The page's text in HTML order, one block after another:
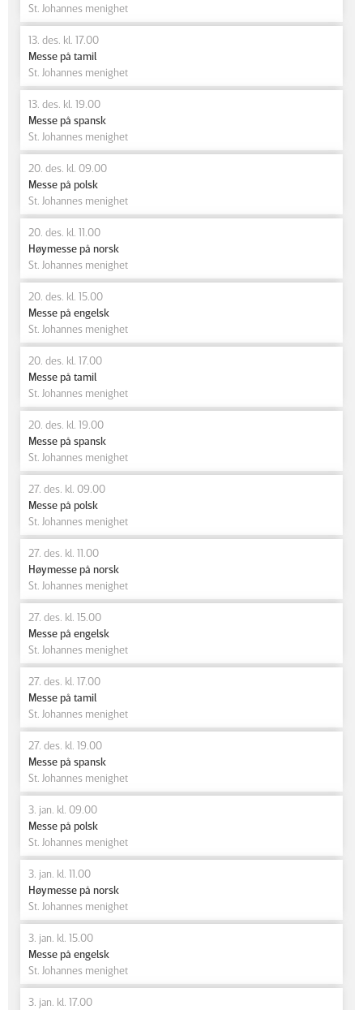
St. Johannes menighet
13. des. kl. 17.00
Messe på tamil
St. Johannes menighet
13. des. kl. 19.00
Messe på spansk
St. Johannes menighet
20. des. kl. 09.00
Messe på polsk
St. Johannes menighet
20. des. kl. 11.00
Høymesse på norsk
St. Johannes menighet
20. des. kl. 15.00
Messe på engelsk
St. Johannes menighet
20. des. kl. 17.00
Messe på tamil
St. Johannes menighet
20. des. kl. 19.00
Messe på spansk
St. Johannes menighet
27. des. kl. 09.00
Messe på polsk
St. Johannes menighet
27. des. kl. 11.00
Høymesse på norsk
St. Johannes menighet
27. des. kl. 15.00
Messe på engelsk
St. Johannes menighet
27. des. kl. 17.00
Messe på tamil
St. Johannes menighet
27. des. kl. 19.00
Messe på spansk
St. Johannes menighet
3. jan. kl. 09.00
Messe på polsk
St. Johannes menighet
3. jan. kl. 11.00
Høymesse på norsk
St. Johannes menighet
3. jan. kl. 15.00
Messe på engelsk
St. Johannes menighet
3. jan. kl. 17.00